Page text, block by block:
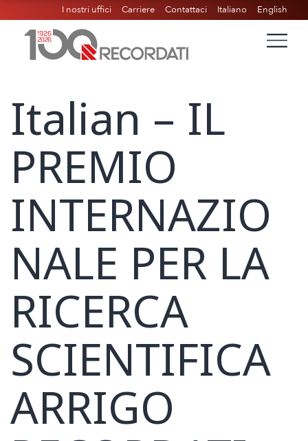
I nostri uffici Carriere Contattaci Italiano English
Italian – IL
PREMIO
INTERNAZIO
NALE PER LA
RICERCA
SCIENTIFICA
ARRIGO